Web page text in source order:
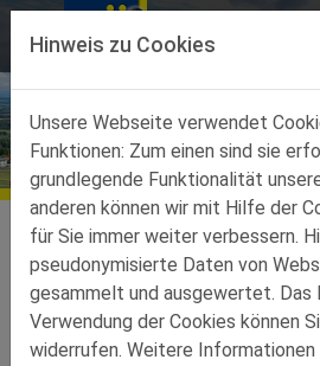
Direkt zur Hauptnavigation springen
Direkt zum Inhalt springen
Ortsgruppen
Ortsgruppen-Teilbez-Amstetten
Vorstand
Hinweis zu Cookies
Unsere Webseite verwendet
Funktionen: Zum einen sind sie
grundlegende Funktionalität
anderen können wir mit Hilfe der
für Sie immer weiter verbessern.
pseudonymisierte Daten von
gesammelt und ausgewertet. Das
Verwendung der Cookies können
widerrufen. Weitere